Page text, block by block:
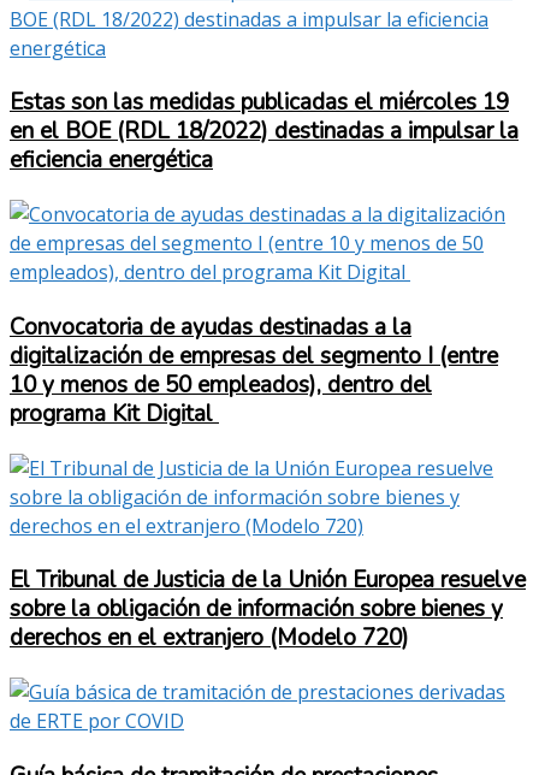
Estas son las medidas publicadas el miércoles 19
en el BOE (RDL 18/2022) destinadas a impulsar la
eficiencia energética
Convocatoria de ayudas destinadas a la
digitalización de empresas del segmento I (entre
10 y menos de 50 empleados), dentro del
programa Kit Digital
El Tribunal de Justicia de la Unión Europea resuelve
sobre la obligación de información sobre bienes y
derechos en el extranjero (Modelo 720)